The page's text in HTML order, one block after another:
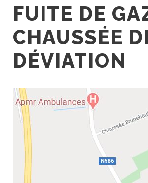
FUITE DE
CHAUSSÉE
DÉVIATION